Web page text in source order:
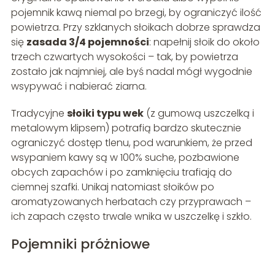
pojemnik kawą niemal po brzegi, by ograniczyć ilość
powietrza. Przy szklanych słoikach dobrze sprawdza
się zasada 3/4 pojemności: napełnij słoik do około
trzech czwartych wysokości – tak, by powietrza
zostało jak najmniej, ale byś nadal mógł wygodnie
wsypywać i nabierać ziarna.
Tradycyjne słoiki typu wek(z gumową uszczelką i
metalowym klipsem) potrafią bardzo skutecznie
ograniczyć dostęp tlenu, pod warunkiem, że przed
wsypaniem kawy są w 100% suche, pozbawione
obcych zapachów i po zamknięciu trafiają do
ciemnej szafki. Unikaj natomiast słoików po
aromatyzowanych herbatach czy przyprawach –
ich zapach często trwale wnika w uszczelkę i szkło.
Pojemniki próżniowe